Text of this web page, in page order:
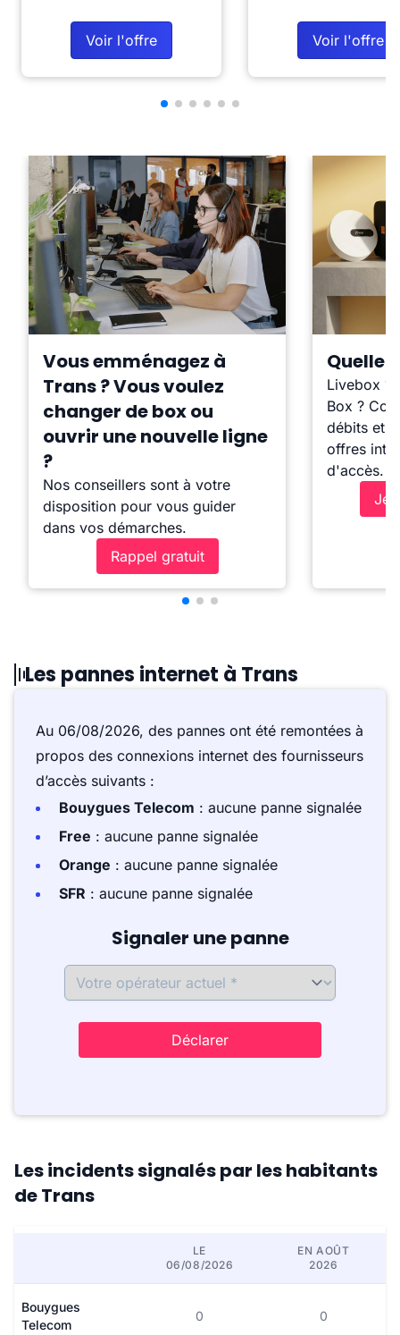
Voir l'offre Voir l'offre
Vous emménagez à
Trans ? Vous voulez
changer de box ou
ouvrir une nouvelle ligne
?
Nos conseillers sont à votre
disposition pour vous guider
dans vos démarches.
Rappel gratuit
Quelle
Livebox ?
Box ?
débits et
offres
d'accès.
Je
Les pannes internet à Trans
Au 06/08/2026, des pannes ont été remontées à
propos des connexions internet des fournisseurs
d’accès suivants :
Bouygues Telecom : aucune panne signalée
Free : aucune panne signalée
Orange : aucune panne signalée
SFR : aucune panne signalée
Signaler une panne
Déclarer
Les incidents signalés par les habitants
de Trans
LE
06/08/2026
EN AOÛT
2026
Bouygues
Telecom
0 0